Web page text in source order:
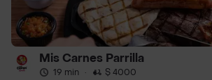
Mis Carnes Parrilla
19 min · $ 4000